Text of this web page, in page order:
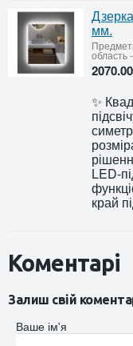
мм.
область
✨
LED-
край
Коментарі
Залиш свій
Ваше ім'я